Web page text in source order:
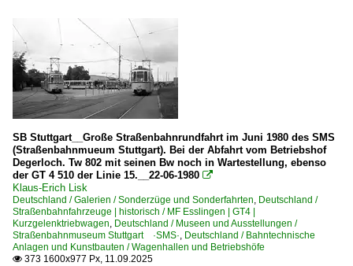
SB Stuttgart__Große Straßenbahnrundfahrt im Juni 1980 des SMS
(Straßenbahnmueum Stuttgart). Bei der Abfahrt vom Betriebshof
Degerloch. Tw 802 mit seinen Bw noch in Wartestellung, ebenso
der GT 4 510 der Linie 15.__22-06-1980 
Klaus-Erich Lisk
Deutschland / Galerien / Sonderzüge und Sonderfahrten, Deutschland /
Straßenbahnfahrzeuge | historisch / MF Esslingen | GT4 |
Kurzgelenktriebwagen, Deutschland / Museen und Ausstellungen /
Straßenbahnmuseum Stuttgart ·SMS·, Deutschland / Bahntechnische
Anlagen und Kunstbauten / Wagenhallen und Betriebshöfe
 373 1600x977 Px, 11.09.2025